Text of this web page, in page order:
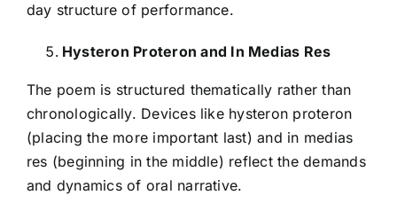
day structure of performance.
Hysteron Proteron and In Medias Res
The poem is structured thematically rather than
chronologically. Devices like hysteron proteron
(placing the more important last) and in medias
res (beginning in the middle) reflect the demands
and dynamics of oral narrative.